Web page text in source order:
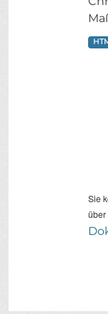
Sie
über